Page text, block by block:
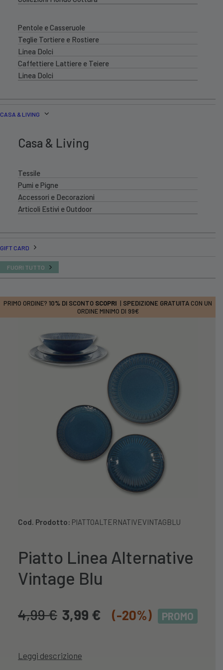
Pentole e Casseruole
Teglie Tortiere e Rostiere
Linea Dolci
Caffettiere Lattiere e Teiere
Linea Dolci
CASA & LIVING
Casa & Living
Tessile
Pumi e Pigne
Accessori e Decorazioni
Articoli Estivi e Outdoor
GIFT CARD
FUORI TUTTO
PRIMO ORDINE? 10% DI SCONTO SCOPRI | SPEDIZIONE GRATUITA CON UN
ORDINE MINIMO DI 99€
Cod. Prodotto: PIATTOALTERNATIVEVINTAGBLU
Piatto Linea Alternative
Vintage Blu
4,99€ 3,99 € (-20%) PROMO
Leggi descrizione